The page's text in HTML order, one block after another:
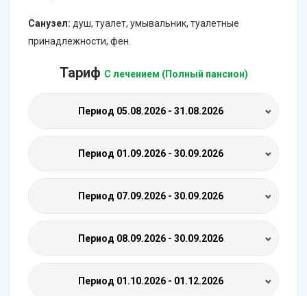
Санузел: душ, туалет, умывальник, туалетные
принадлежности, фен.
Тариф С лечением (Полный пансион)
Период 05.08.2026 - 31.08.2026
Период 01.09.2026 - 30.09.2026
Период 07.09.2026 - 30.09.2026
Период 08.09.2026 - 30.09.2026
Период 01.10.2026 - 01.12.2026